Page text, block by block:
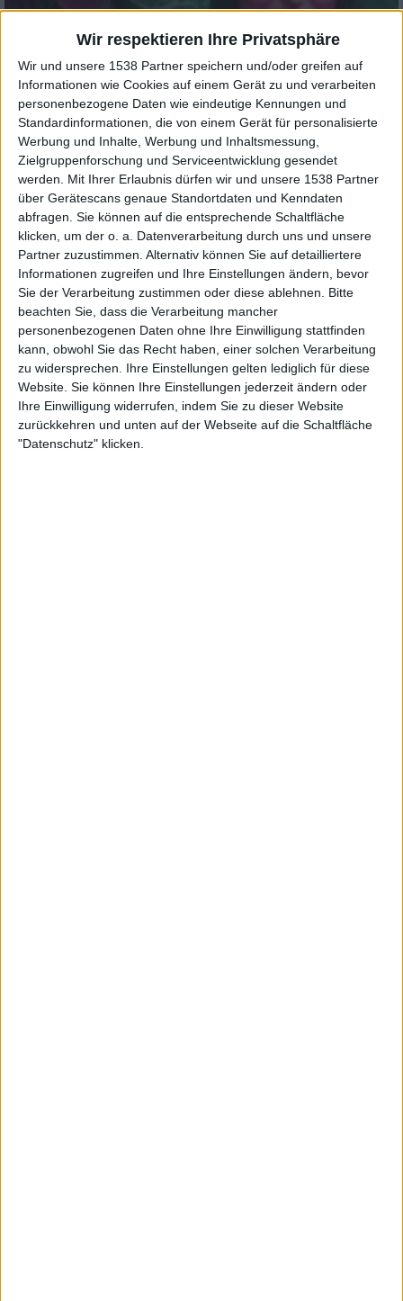
Wir respektieren Ihre Privatsphäre
Wir und unsere 1538 Partner speichern und/oder greifen auf
Informationen wie Cookies auf einem Gerät zu und verarbeiten
personenbezogene Daten wie eindeutige Kennungen und
Standardinformationen, die von einem Gerät für personalisierte
Werbung und Inhalte, Werbung und Inhaltsmessung,
Zielgruppenforschung und Serviceentwicklung gesendet
werden.
Mit Ihrer Erlaubnis dürfen wir und unsere 1538 Partner
über Gerätescans genaue Standortdaten und Kenndaten
abfragen. Sie können auf die entsprechende Schaltfläche
klicken, um der o. a. Datenverarbeitung durch uns und unsere
Partner zuzustimmen. Alternativ können Sie auf detailliertere
Informationen zugreifen und Ihre Einstellungen ändern, bevor
Sie der Verarbeitung zustimmen oder diese ablehnen.
Bitte
beachten Sie, dass die Verarbeitung mancher
personenbezogenen Daten ohne Ihre Einwilligung stattfinden
kann, obwohl Sie das Recht haben, einer solchen Verarbeitung
zu widersprechen. Ihre Einstellungen gelten lediglich für diese
Website. Sie können Ihre Einstellungen jederzeit ändern oder
Ihre Einwilligung widerrufen, indem Sie zu dieser Website
zurückkehren und unten auf der Webseite auf die Schaltfläche
"Datenschutz" klicken.
Special
Eluveitie
Listening-Session zum neuen Album "Helvetios"
Wirklich unumstritten waren die eidgenössischen Folk-
Metaller ELUVEITIE nie. Dabei brauchen sie sich
musikalisch wahrlich nicht ...